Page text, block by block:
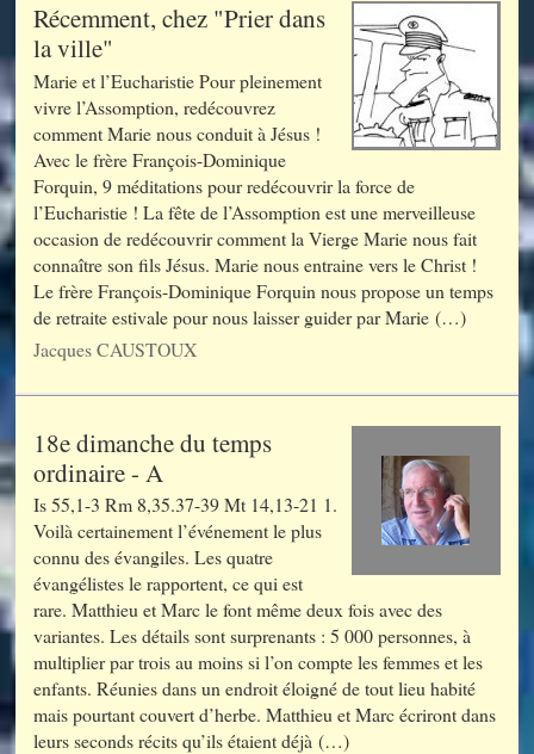
Récemment, chez "Prier dans
la ville"
Marie et l’Eucharistie Pour pleinement
vivre l’Assomption, redécouvrez
comment Marie nous conduit à Jésus !
Avec le frère François-Dominique
Forquin, 9 méditations pour redécouvrir la force de
l’Eucharistie ! La fête de l’Assomption est une merveilleuse
occasion de redécouvrir comment la Vierge Marie nous fait
connaître son fils Jésus. Marie nous entraine vers le Christ !
Le frère François-Dominique Forquin nous propose un temps
de retraite estivale pour nous laisser guider par Marie (…)
Jacques CAUSTOUX
18e dimanche du temps
ordinaire - A
Is 55,1-3 Rm 8,35.37-39 Mt 14,13-21 1.
Voilà certainement l’événement le plus
connu des évangiles. Les quatre
évangélistes le rapportent, ce qui est
rare. Matthieu et Marc le font même deux fois avec des
variantes. Les détails sont surprenants : 5 000 personnes, à
multiplier par trois au moins si l’on compte les femmes et les
enfants. Réunies dans un endroit éloigné de tout lieu habité
mais pourtant couvert d’herbe. Matthieu et Marc écriront dans
leurs seconds récits qu’ils étaient déjà (…)